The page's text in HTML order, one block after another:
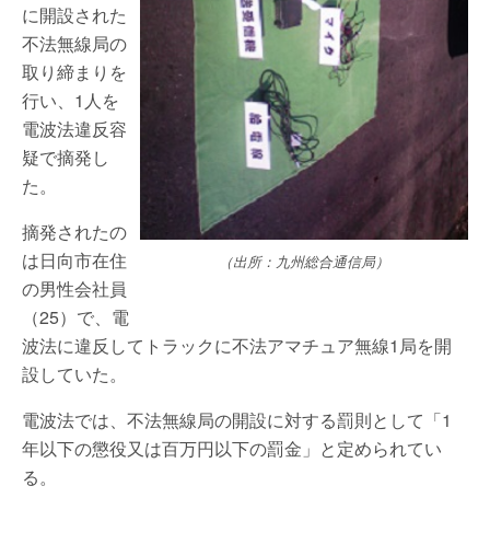
（出所：九州総合通信局）
に開設された
不法無線局の
取り締まりを
行い、1人を
電波法違反容
疑で摘発し
た。
摘発されたの
は日向市在住
の男性会社員
（25）で、電
波法に違反してトラックに不法アマチュア無線1局を開
設していた。
電波法では、不法無線局の開設に対する罰則として「1
年以下の懲役又は百万円以下の罰金」と定められてい
る。